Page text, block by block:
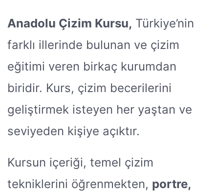
Anadolu Çizim Kursu, Türkiye’nin
farklı illerinde bulunan ve çizim
eğitimi veren birkaç kurumdan
biridir. Kurs, çizim becerilerini
geliştirmek isteyen her yaştan ve
seviyeden kişiye açıktır.
Kursun içeriği, temel çizim
tekniklerini öğrenmekten, portre,